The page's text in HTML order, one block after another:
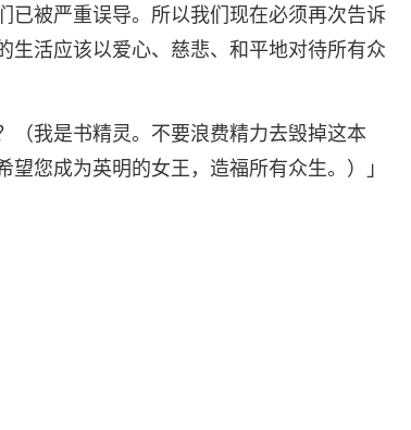
已被严重误导。所以我们现在必须再次告诉
生活应该以爱心、慈悲、和平地对待所有众
（我是书精灵。不要浪费精力去毁掉这本
您成为英明的女王，造福所有众生。）」